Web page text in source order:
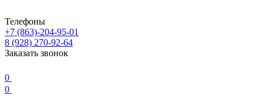
Телефоны
+7 (863)-204-95-01
8 (928) 270-92-64
Заказать звонок
0
0